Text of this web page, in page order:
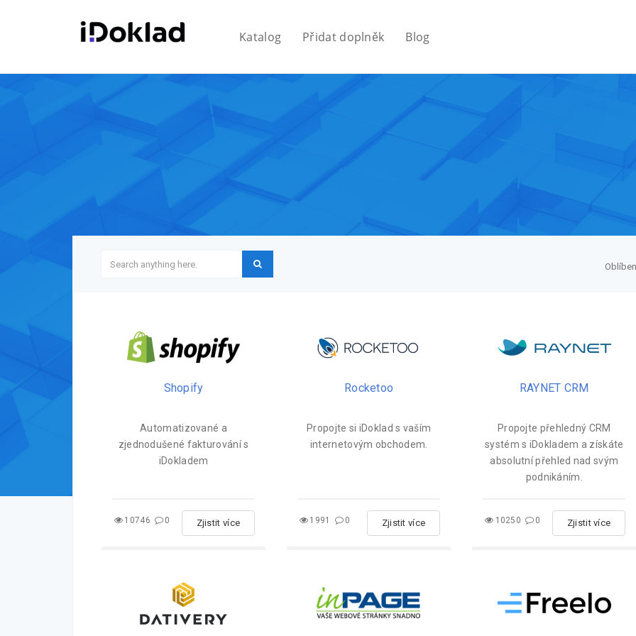
Katalog Přidat doplněk Blog
Shopify
Automatizované a
zjednodušené fakturování s
iDokladem
10746 0 Zjistit více
Rocketoo
Propojte si iDoklad s vaším
internetovým obchodem.
1991 0 Zjistit více
RAYNET CRM
Propojte přehledný CRM
systém s iDokladem a získáte
absolutní přehled nad svým
podnikáním.
10250 0 Zjistit více